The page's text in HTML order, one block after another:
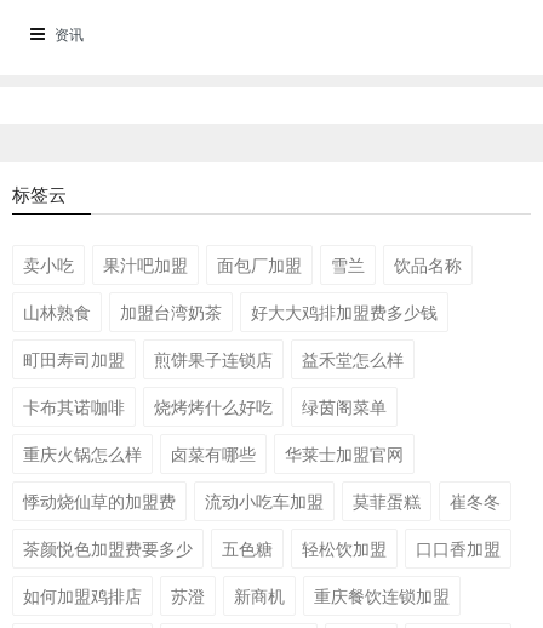
元，投资门槛十非常的低。食必思黄焖鸡米饭加盟费多少钱？该品牌的加盟
资讯
标签云
卖小吃 果汁吧加盟 面包厂加盟 雪兰
饮品名称
山林熟食
加盟台湾奶茶
好大大鸡排加盟费多少钱
町田寿司加盟
煎饼果子连锁店
益禾堂怎么样
卡布其诺咖啡
烧烤烤什么好吃
绿茵阁菜单
重庆火锅怎么样
卤菜有哪些
华莱士加盟官网
悸动烧仙草的加盟费
流动小吃车加盟 莫菲蛋糕
崔冬冬
茶颜悦色加盟费要多少
五色糖 轻松饮加盟
口口香加盟
如何加盟鸡排店
苏澄 新商机
重庆餐饮连锁加盟